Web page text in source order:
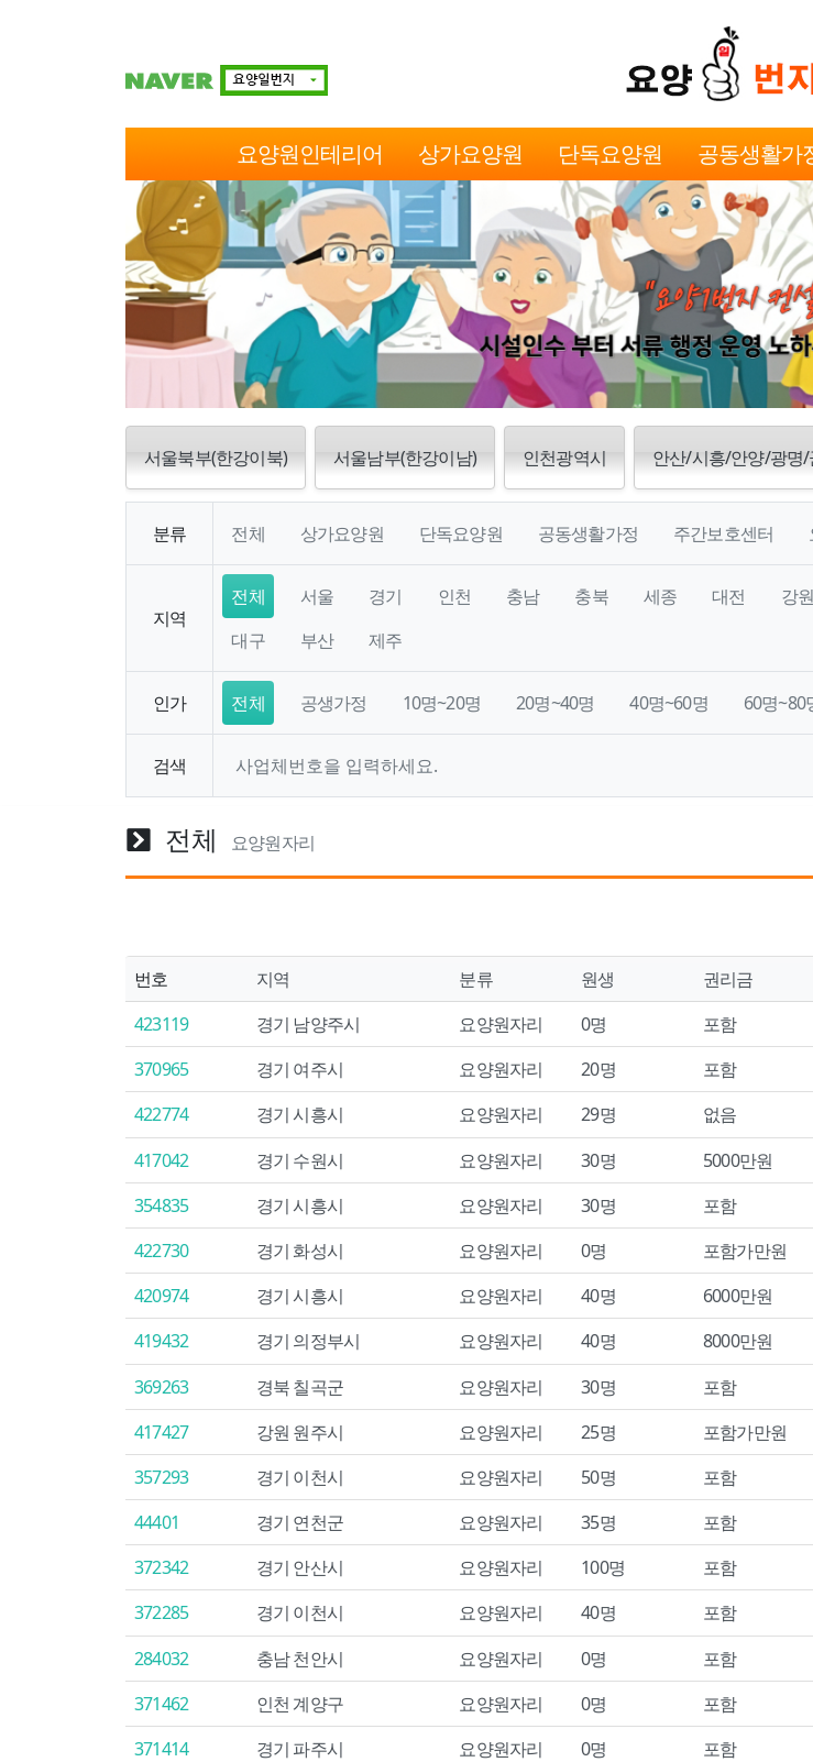
요양원인테리어 상가요양원 단독요양원 공동생활가
서울북부(한강이북) 서울남부(한강이남) 인천광역시 안산/시흥/안양/광명
분류 전체 상가요양원 단독요양원 공동생활가정 주간보호센터
지역
전체 서울 경기 인천 충남 충북 세종 대전 강원
대구
부산 제주
인가 전체 공생가정 10명~20명 20명~40명 40명~60명 60명~80
검색
전체 요양원자리
번호 지역 분류 원생 권리금
423119
경기 남양주시 요양원자리 0명 포함
370965
경기 여주시 요양원자리 20명 포함
422774
경기 시흥시 요양원자리 29명 없음
417042
경기 수원시 요양원자리 30명 5000만원
354835
경기 시흥시 요양원자리 30명 포함
422730
경기 화성시 요양원자리 0명 포함가만원
420974
경기 시흥시 요양원자리 40명 6000만원
419432
경기 의정부시 요양원자리 40명 8000만원
369263
경북 칠곡군 요양원자리 30명 포함
417427
강원 원주시 요양원자리 25명 포함가만원
357293
경기 이천시 요양원자리 50명 포함
44401
경기 연천군 요양원자리 35명 포함
372342
경기 안산시 요양원자리 100명 포함
372285
경기 이천시 요양원자리 40명 포함
284032
충남 천안시 요양원자리 0명 포함
371462
인천 계양구 요양원자리 0명 포함
371414
경기 파주시 요양원자리 0명 포함